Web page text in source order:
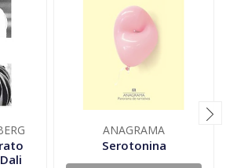
ANAGRAMA
Serotonina